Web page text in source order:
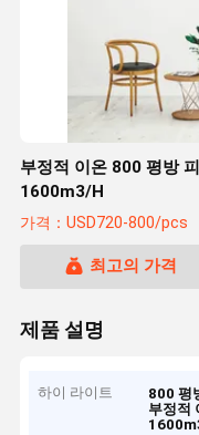
부정적 이온 800 평방
1600m3/H
가격：USD720-800/pcs
최고의 가격
제품 설명
하이 라이트 800 평
부정적